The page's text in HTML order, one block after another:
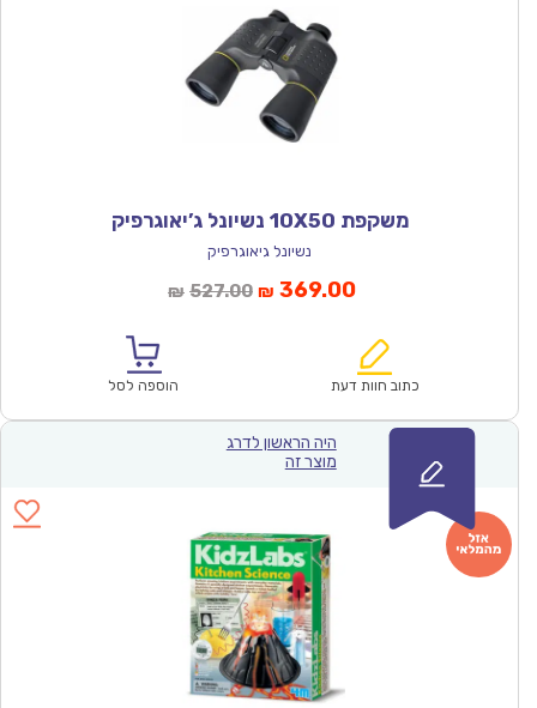
משקפת 10X50 נשיונל ג’יאוגרפיק
נשיונל גיאוגרפיק
₪ 527.00המחיר
₪527.00.
₪ 369.00המחיר
הוא:
כתוב חוות דעת הוספה לסל
היה הראשון לדרג
מוצר זה